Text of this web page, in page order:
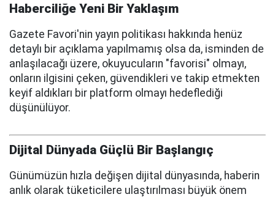
Haberciliğe Yeni Bir Yaklaşım
Gazete Favori'nin yayın politikası hakkında henüz
detaylı bir açıklama yapılmamış olsa da, isminden de
anlaşılacağı üzere, okuyucuların "favorisi" olmayı,
onların ilgisini çeken, güvendikleri ve takip etmekten
keyif aldıkları bir platform olmayı hedeflediği
düşünülüyor.
Dijital Dünyada Güçlü Bir Başlangıç
Günümüzün hızla değişen dijital dünyasında, haberin
anlık olarak tüketicilere ulaştırılması büyük önem